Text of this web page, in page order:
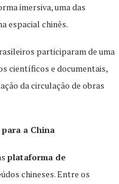
imersiva, uma das
espacial chinês.
participaram de uma
científicos e documentais,
da circulação de obras
a China
plataforma de
chineses. Entre os